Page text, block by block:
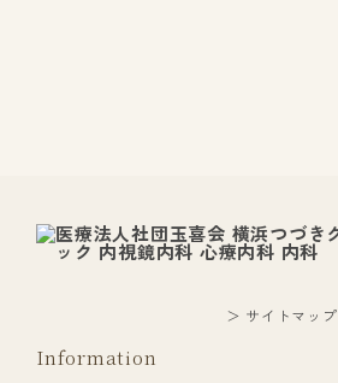
＞ サイトマップ
Information